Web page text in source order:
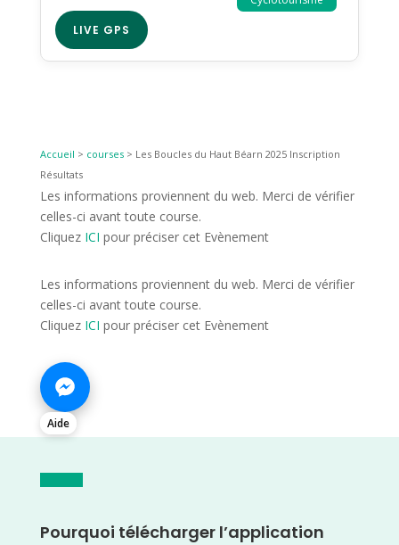
LIVE GPS
Accueil > courses> Les Boucles du Haut Béarn 2025 Inscription
Résultats
Les informations proviennent du web. Merci de vérifier
celles-ci avant toute course.
Cliquez ICI pour préciser cet Evènement
Les informations proviennent du web. Merci de vérifier
celles-ci avant toute course.
Cliquez ICI pour préciser cet Evènement
Aide
Pourquoi télécharger l’application